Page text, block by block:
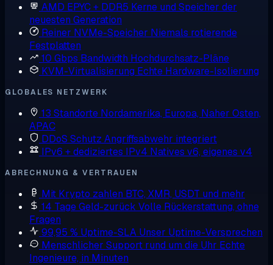
AMD EPYC + DDR5 Kerne und Speicher der
neuesten Generation
Reiner NVMe-Speicher Niemals rotierende
Festplatten
10 Gbps Bandwidth Hochdurchsatz-Pläne
KVM-Virtualisierung Echte Hardware-Isolierung
GLOBALES NETZWERK
13 Standorte Nordamerika, Europa, Naher Osten,
APAC
DDoS Schutz Angriffsabwehr integriert
IPv6 + dediziertes IPv4 Natives v6, eigenes v4
ABRECHNUNG & VERTRAUEN
Mit Krypto zahlen BTC, XMR, USDT und mehr
14 Tage Geld-zurück Volle Rückerstattung, ohne
Fragen
99,95 % Uptime-SLA Unser Uptime-Versprechen
Menschlicher Support rund um die Uhr Echte
Ingenieure, in Minuten